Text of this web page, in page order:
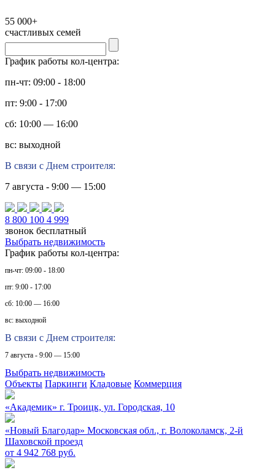
55 000+
счастливых семей
График работы кол-центра:
пн-чт: 09:00 - 18:00
пт: 9:00 - 17:00
сб: 10:00 — 16:00
вс: выходной
В связи с Днем строителя:
7 августа - 9:00 — 15:00
8 800 100 4 999
звонок бесплатный
Выбрать недвижимость
График работы кол-центра:
пн-чт: 09:00 - 18:00
пт: 9:00 - 17:00
сб: 10:00 — 16:00
вс: выходной
В связи с Днем строителя:
7 августа - 9:00 — 15:00
Выбрать недвижимость
Объекты Паркинги Кладовые Коммерция
«Академик» г. Троицк, ул. Городская, 10
«Новый Благодар» Московская обл., г. Волоколамск, 2-й
Шаховской проезд
от 4 942 768 руб.